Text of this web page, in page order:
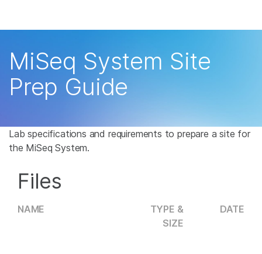
学习
支持
MiSeq System Site
Prep Guide
Lab specifications and requirements to prepare a site for
the MiSeq System.
Files
NAME
TYPE &
SIZE
DATE
癌症研究
微生物学
农业基因组学
临床肿瘤学